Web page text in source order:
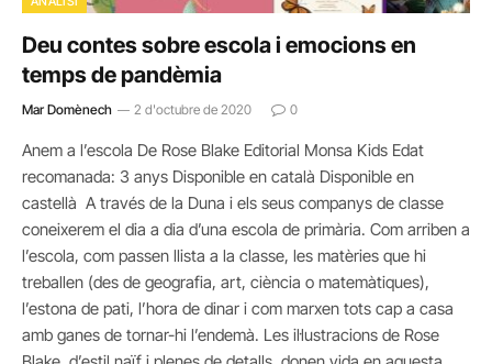
Deu contes sobre escola i emocions en
temps de pandèmia
Mar Domènech 2 d'octubre de 2020 0
Anem a l’escola De Rose Blake Editorial Monsa Kids Edat
recomanada: 3 anys Disponible en català Disponible en
castellà A través de la Duna i els seus companys de classe
coneixerem el dia a dia d’una escola de primària. Com arriben a
l’escola, com passen llista a la classe, les matèries que hi
treballen (des de geografia, art, ciència o matemàtiques),
l’estona de pati, l’hora de dinar i com marxen tots cap a casa
amb ganes de tornar-hi l’endemà. Les il·lustracions de Rose